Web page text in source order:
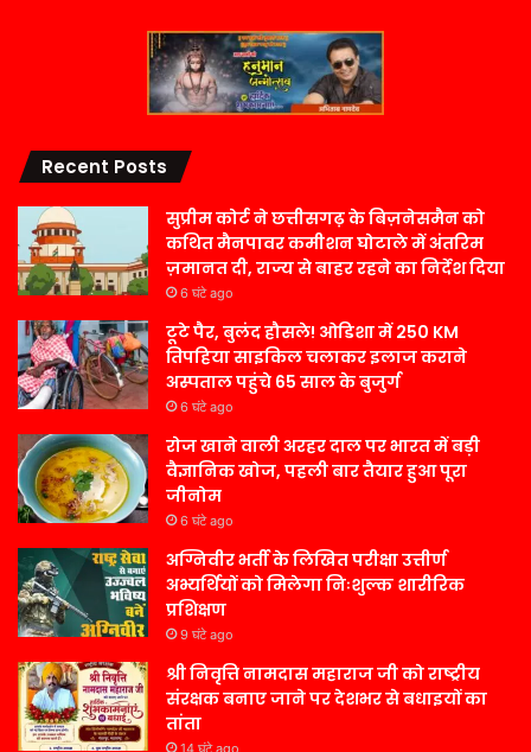
Recent Posts
सुप्रीम कोर्ट ने छत्तीसगढ़ के बिज़नेसमैन को
कथित मैनपावर कमीशन घोटाले में अंतरिम
ज़मानत दी, राज्य से बाहर रहने का निर्देश दिया
6 घंटे ago
टूटे पैर, बुलंद हौसले! ओडिशा में 250 KM
तिपहिया साइकिल चलाकर इलाज कराने
अस्पताल पहुंचे 65 साल के बुजुर्ग
6 घंटे ago
रोज खाने वाली अरहर दाल पर भारत में बड़ी
वैज्ञानिक खोज, पहली बार तैयार हुआ पूरा
जीनोम
6 घंटे ago
अग्निवीर भर्ती के लिखित परीक्षा उत्तीर्ण
अभ्यर्थियों को मिलेगा निःशुल्क शारीरिक
प्रशिक्षण
9 घंटे ago
श्री निवृत्ति नामदास महाराज जी को राष्ट्रीय
संरक्षक बनाए जाने पर देशभर से बधाइयों का
तांता
14 घंटे ago